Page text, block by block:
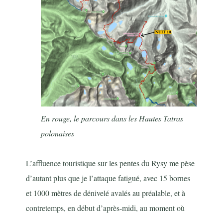
En rouge, le parcours dans les Hautes Tatras
polonaises
L’affluence touristique sur les pentes du Rysy me pèse
d’autant plus que je l’attaque fatigué, avec 15 bornes
et 1000 mètres de dénivelé avalés au préalable, et à
contretemps, en début d’après-midi, au moment où